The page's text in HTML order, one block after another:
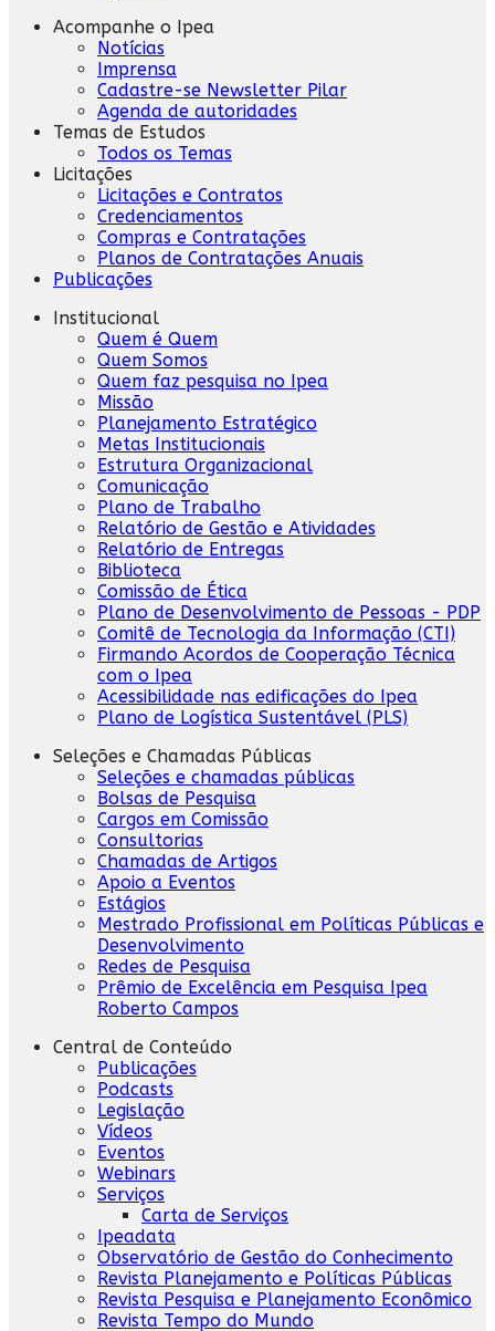
Acompanhe o Ipea
Notícias
Imprensa
Cadastre-se Newsletter Pilar
Agenda de autoridades
Temas de Estudos
Todos os Temas
Licitações
Licitações e Contratos
Credenciamentos
Compras e Contratações
Planos de Contratações Anuais
Publicações
Institucional
Quem é Quem
Quem Somos
Quem faz pesquisa no Ipea
Missão
Planejamento Estratégico
Metas Institucionais
Estrutura Organizacional
Comunicação
Plano de Trabalho
Relatório de Gestão e Atividades
Relatório de Entregas
Biblioteca
Comissão de Ética
Plano de Desenvolvimento de Pessoas - PDP
Comitê de Tecnologia da Informação (CTI)
Firmando Acordos de Cooperação Técnica
com o Ipea
Acessibilidade nas edificações do Ipea
Plano de Logística Sustentável (PLS)
Seleções e Chamadas Públicas
Seleções e chamadas públicas
Bolsas de Pesquisa
Cargos em Comissão
Consultorias
Chamadas de Artigos
Apoio a Eventos
Estágios
Mestrado Profissional em Políticas Públicas e
Desenvolvimento
Redes de Pesquisa
Prêmio de Excelência em Pesquisa Ipea
Roberto Campos
Central de Conteúdo
Publicações
Podcasts
Legislação
Vídeos
Eventos
Webinars
Serviços
Carta de Serviços
Ipeadata
Observatório de Gestão do Conhecimento
Revista Planejamento e Políticas Públicas
Revista Pesquisa e Planejamento Econômico
Revista Tempo do Mundo